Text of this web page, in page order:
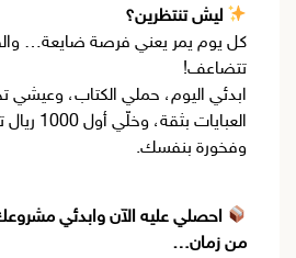
ليش تنتظرين؟
كل يوم يمر يعني فرصة ضايعة…
تتضاعف!
ابدئي اليوم، حملي الكتاب، وعيشي
العبايات
وفخورة بنفسك.
احصلي عليه الآن وابدئي
من زمان…